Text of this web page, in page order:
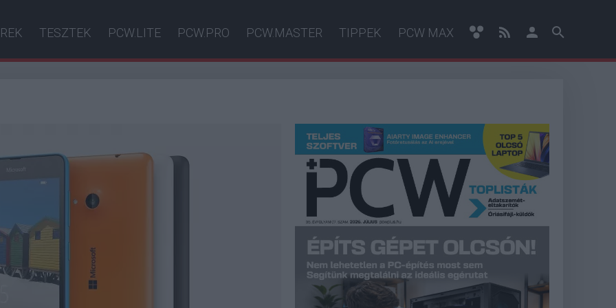
TESZTEK PCW.LITE PCW.PRO PCW.MASTER TIPPEK PCW MAX